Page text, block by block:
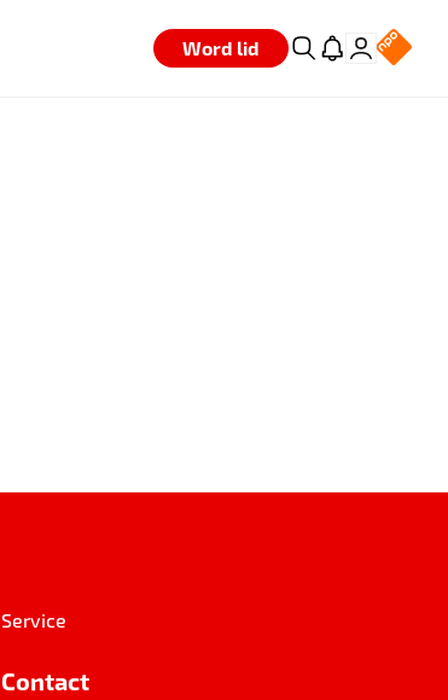
Word lid
Service
Contact